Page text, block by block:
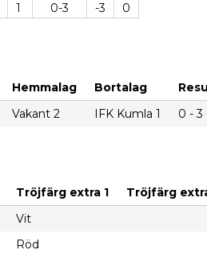
1 0-3 -3 0
Hemmalag Bortalag
Vakant 2 IFK Kumla 1 0 - 3
Tröjfärg extra 1
Tröjfärg
Vit
Röd